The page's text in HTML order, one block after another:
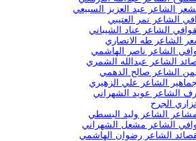
الشاعر عبد العزيز السبيعي
الشاعر نمر العتيبي
الشاعر عناد الشيباني
الشاعر طه الانصاري
الشاعر ناصر الهاشمي
الشاعر عبدالله الشمري
الشاعر صالح الدهمي
الشاعر علي الزهيري
الشاعر عويد الشهراني
الجرح
الشاعر وليد البسطي
الشاعر مشعل الشهراني
الشاعر رضوان الهاشمي